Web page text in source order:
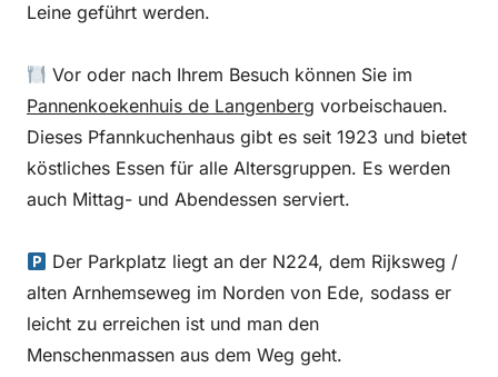
Leine geführt werden.
Vor oder nach Ihrem Besuch können Sie im
Pannenkoekenhuis de Langenberg vorbeischauen.
Dieses Pfannkuchenhaus gibt es seit 1923 und bietet
köstliches Essen für alle Altersgruppen. Es werden
auch Mittag- und Abendessen serviert.
Der Parkplatz liegt an der N224, dem Rijksweg /
alten Arnhemseweg im Norden von Ede, sodass er
leicht zu erreichen ist und man den
Menschenmassen aus dem Weg geht.